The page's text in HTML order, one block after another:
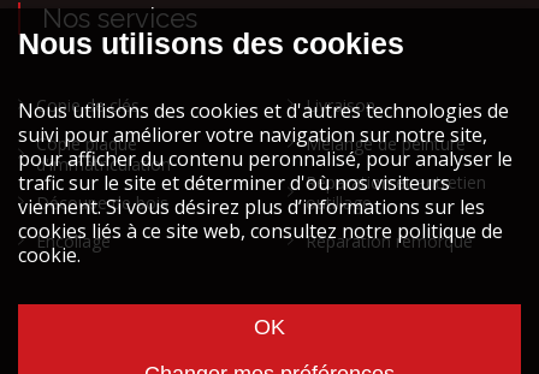
Nos services
Copie de clés
Copie plaque
d'immatriculation
Découpe de bois
Encollage
Livraison
Mélange de peinture
Réparation et entretien
outillage
Réparation remorque
Mentions légales STOCK ATH